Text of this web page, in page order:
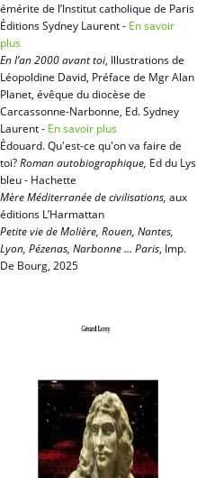
émérite de l’Institut catholique de Paris
Éditions Sydney Laurent - En savoir
plus
En l’an 2000 avant toi, Illustrations de
Léopoldine David, Préface de Mgr Alan
Planet, évêque du diocèse de
Carcassonne-Narbonne, Ed. Sydney
Laurent - En savoir plus
Édouard. Qu'est-ce qu'on va faire de
toi?Roman autobiographique, Ed du Lys
bleu - Hachette
Mère Méditerranée de civilisations, aux
éditions L’Harmattan
Petite vie de Molière, Rouen, Nantes,
Lyon, Pézenas, Narbonne … Paris, Imp.
De Bourg, 2025